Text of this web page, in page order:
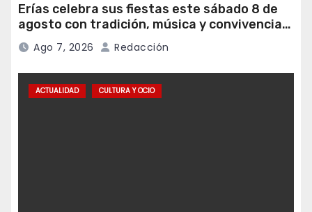
Erías celebra sus fiestas este sábado 8 de
agosto con tradición, música y convivencia
vecinal
Ago 7, 2026 Redacción
ACTUALIDAD CULTURA Y OCIO